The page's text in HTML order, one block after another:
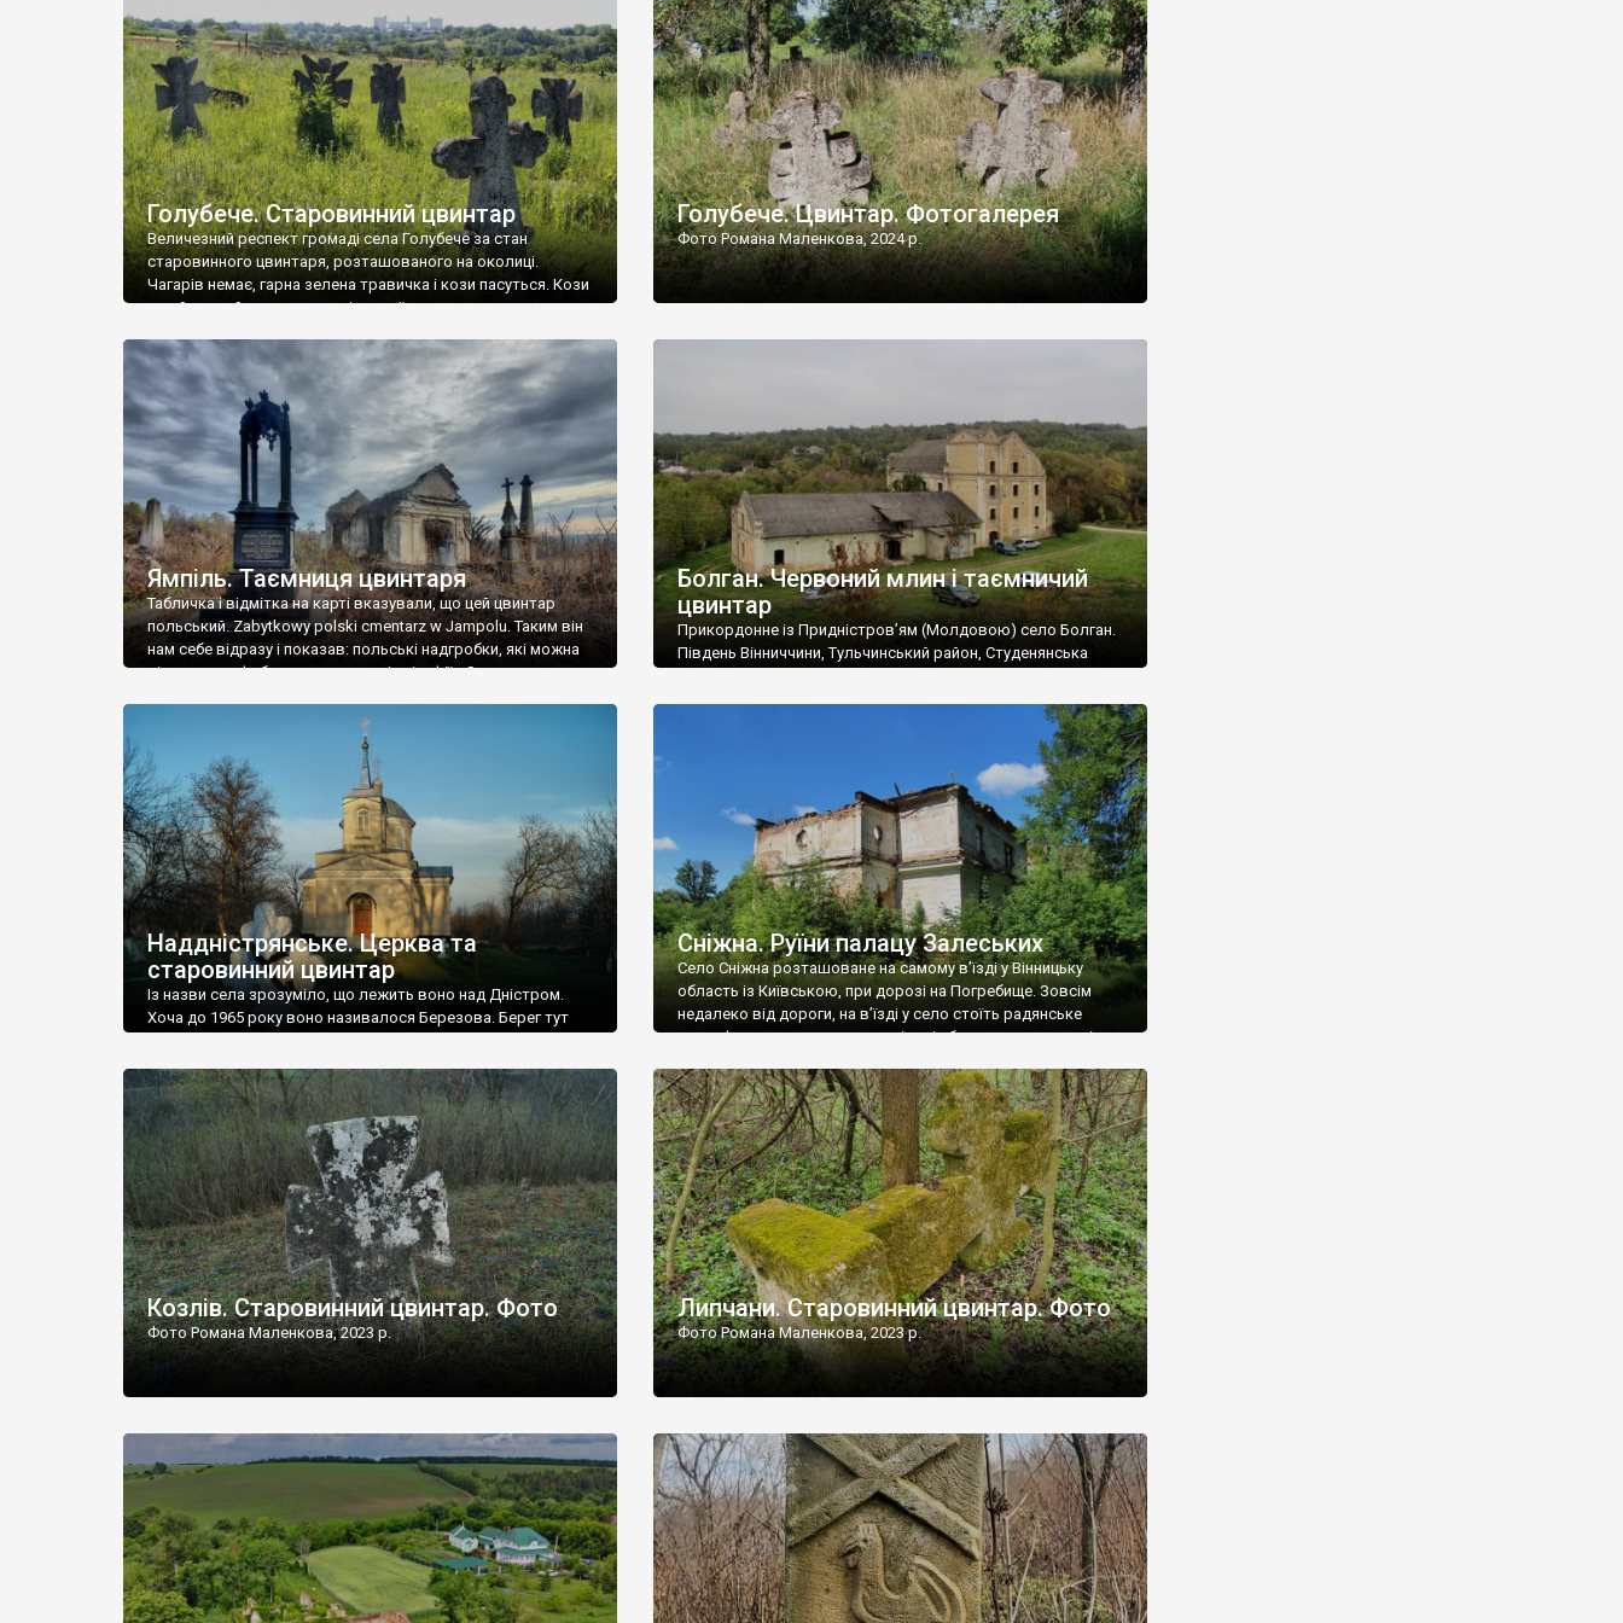
[…]
Голубече. Старовинний цвинтар
Величезний респект громаді села Голубече за стан
старовинного цвинтаря, розташованого на околиці.
Чагарів немає, гарна зелена травичка і кози пасуться. Кози
– найкращий регулятор шкідливої, для старих кладовищ,
бруньками, кози ті бруньки обгризають, бо то улюблений
делікатес. На цвинтарі у Голубечому ціла колекція
різноманітних форм хрестів. Село відносно невелике, […]
Голубече. Цвинтар. Фотогалерея
Фото Романа Маленкова, 2024 р.
Ямпіль. Таємниця цвинтаря
Табличка і відмітка на карті вказували, що цей цвинтар
польський. Zabytkowy polski cmentarz w Jampolu. Таким він
нам себе відразу і показав: польські надгробки, які можна
віднести до фабричних, польські епітафії… Загалом цвинтар
виявилося більше семи гектарів. Перше враження про
абсолютну звичайність польського цвинтаря виявилося
оманливим – […]
Болган. Червоний млин і таємничий
цвинтар
Прикордонне із Придністров’ям (Молдовою) село Болган.
Південь Вінниччини, Тульчинський район, Студенянська
старовинний цвинтар із кам’яними хрестами. Всі епітафії, які
збереглися, написані кирилицею, церковнослов’янською
мовою. За всіма традиційними ознаками – цвинтар
український. Хрести датуються 19 століттям. У 1924-1940
роках Болган […]
Наддністрянське. Церква та
старовинний цвинтар
Із назви села зрозуміло, що лежить воно над Дністром.
Хоча до 1965 року воно називалося Березова. Берег тут
Наддністрянське відрізняється від більшості навколишніх
сіл. У селі є мурована Михайлівська церква. Точної дати […]
Сніжна. Руїни палацу Залеських
Село Сніжна розташоване на самому в’їзді у Вінницьку
область із Київською, при дорозі на Погребище. Зовсім
недалеко від дороги, на в’їзді у село стоїть радянське
рельєфне пано, яке показує жінку і яблуню, а трохи далі,
дороги їх не видно, але видно дві стареньких колії у траві –
[…]
Козлів. Старовинний цвинтар. Фото
Фото Романа Маленкова, 2023 р.
Липчани. Старовинний цвинтар. Фото
Фото Романа Маленкова, 2023 р.